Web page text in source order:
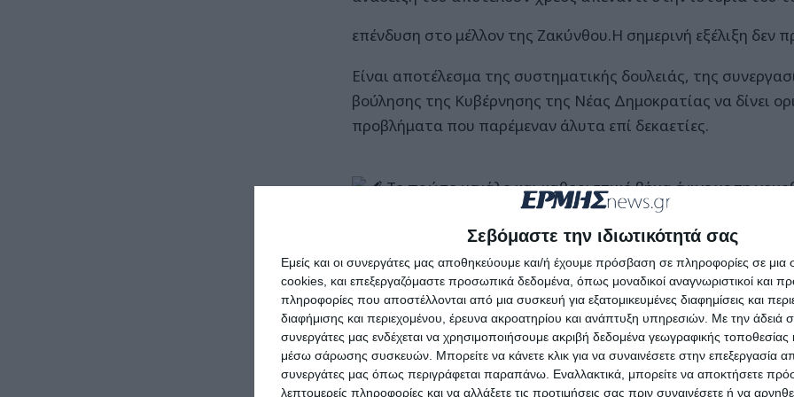
Σεβόμαστε την ιδιωτικότητά σας
Εμείς και οι συνεργάτες μας αποθηκεύουμε και/ή έχουμε πρόσβαση σε πληροφορίες σε
cookies, και επεξεργαζόμαστε προσωπικά δεδομένα, όπως μοναδικοί αναγνωριστικοί και
πληροφορίες που αποστέλλονται από μια συσκευή για εξατομικευμένες διαφημίσεις και
διαφήμισης και περιεχομένου, έρευνα ακροατηρίου και ανάπτυξη υπηρεσιών. Με την άδειά
συνεργάτες μας ενδέχεται να χρησιμοποιήσουμε ακριβή δεδομένα γεωγραφικής τοποθεσίας
μέσω σάρωσης συσκευών. Μπορείτε να κάνετε κλικ για να συναινέσετε στην επεξεργασία
συνεργάτες μας όπως περιγράφεται παραπάνω. Εναλλακτικά, μπορείτε να αποκτήσετε
λεπτομερείς πληροφορίες και να αλλάξετε τις προτιμήσεις σας πριν συναινέσετε ή να
επένδυση στο μέλλον της Ζακύνθου.Η σημερινή εξέλιξη δεν
Είναι αποτέλεσμα της συστηματικής δουλειάς, της
βούλησης της Κυβέρνησης της Νέας Δημοκρατίας να δίνει
προβλήματα που παρέμεναν άλυτα επί δεκαετίες.
Το πρώτο μεγάλο και καθοριστικό βήμα έγινε με τη
της Κυβέρνησης, με την οποία δόθηκε οριστική λύση σε ένα
ζήτημα που ταλαιπωρούσε τον τόπο για δεκαετίες.
Πετύχαμε το Ναυάγιο να περάσει οριστικά στην ευθύνη του
ώστε να ανήκει στους Ζακυνθινούς μέσω του Δήμου τους και
η προστασία και η αξιοποίησή του θα υπηρετούν το
κοινωνίας και των επόμενων γενεών.Από την πρώτη στιγμή